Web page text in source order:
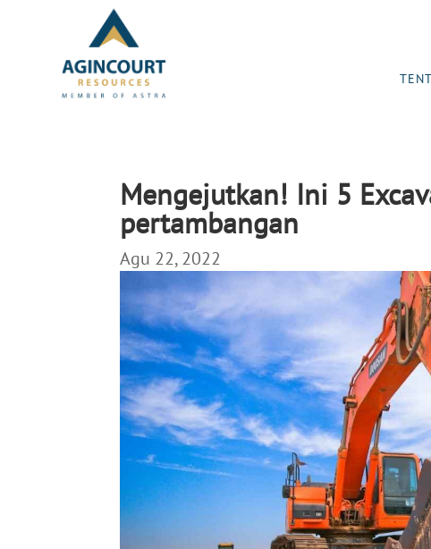
Mengejutkan! Ini 5
pertambangan
Agu 22, 2022